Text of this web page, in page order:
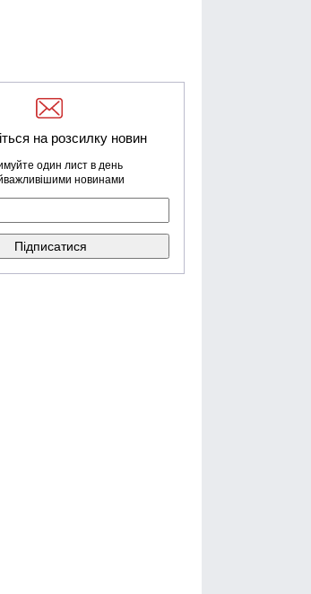
на розсилку новин
один лист в день
новинами